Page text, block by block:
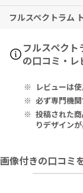
特に副作用は報告
フルスペクトラム
Tribulus
earate.
1カプセルあたり：
ハマビシ（果実）
フルスペク
の口コミ・レ
レビューは
必ず専門機関
投稿された
りデザイン
画像付きの口コミ